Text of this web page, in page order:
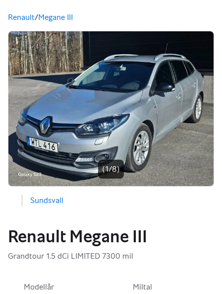
Du är här
Renault/Megane III
Bildgalleri
(1/8)
Sundsvall
Renault Megane III
Grandtour 1.5 dCi LIMITED 7300 mil
Modellår
Miltal